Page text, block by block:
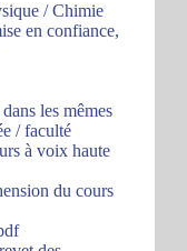
/ Chimie
en confiance,
les mêmes
/ faculté
à voix haute
du cours